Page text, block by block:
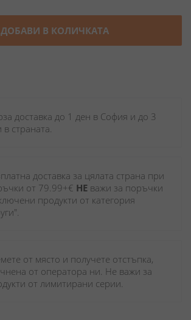
ДОБАВИ В КОЛИЧКАТА
доставка до 1 ден в София и до 3
в страната.
доставка за цялата страна при
от 79.99+€ НЕ важи за поръчки
продукти от категория
от място и получете отстъпка,
от оператора ни. Не важи за
от лимитирани серии.